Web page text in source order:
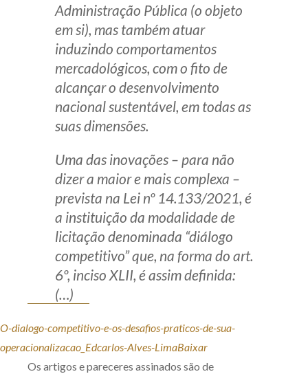
Administração Pública (o objeto
em si), mas também atuar
induzindo comportamentos
mercadológicos, com o fito de
alcançar o desenvolvimento
nacional sustentável, em todas as
suas dimensões.
Uma das inovações – para não
dizer a maior e mais complexa –
prevista na Lei nº 14.133/2021, é
a instituição da modalidade de
licitação denominada “diálogo
competitivo” que, na forma do art.
6º, inciso XLII, é assim definida:
(…)
O-dialogo-competitivo-e-os-desafios-praticos-de-sua-
operacionalizacao_Edcarlos-Alves-LimaBaixar
Os artigos e pareceres assinados são de